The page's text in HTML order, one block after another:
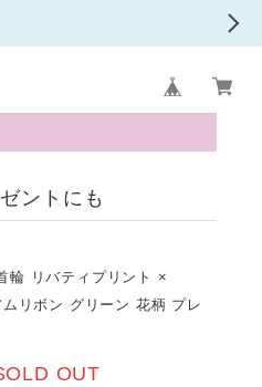
ントにも
輪 リバティプリント ×
リボン グリーン 花柄 プレ
OUT